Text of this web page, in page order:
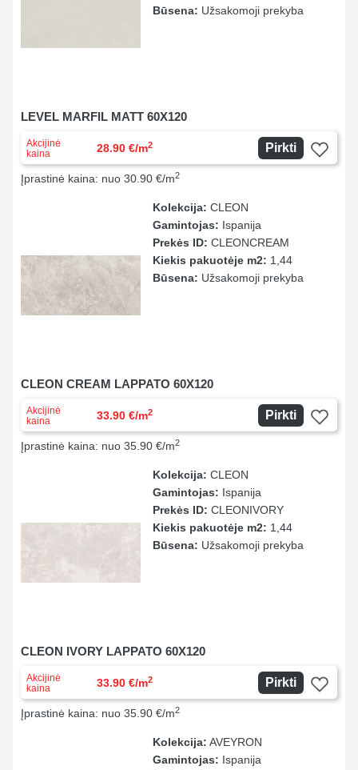
Būsena: Užsakomoji prekyba
LEVEL MARFIL MATT 60X120
Akcijinė
kaina
28.90 €/m2 Pirkti
Įprastinė kaina: nuo 30.90 €/m2
Kolekcija: CLEON
Gamintojas: Ispanija
Prekės ID: CLEONCREAM
Kiekis pakuotėje m2: 1,44
Būsena: Užsakomoji prekyba
CLEON CREAM LAPPATO 60X120
Akcijinė
kaina
33.90 €/m2 Pirkti
Įprastinė kaina: nuo 35.90 €/m2
Kolekcija: CLEON
Gamintojas: Ispanija
Prekės ID: CLEONIVORY
Kiekis pakuotėje m2: 1,44
Būsena: Užsakomoji prekyba
CLEON IVORY LAPPATO 60X120
Akcijinė
kaina
33.90 €/m2 Pirkti
Įprastinė kaina: nuo 35.90 €/m2
Kolekcija: AVEYRON
Gamintojas: Ispanija